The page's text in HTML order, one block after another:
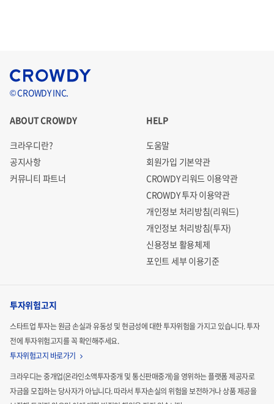
© CROWDY INC.
ABOUT CROWDY
크라우디란?
공지사항
커뮤니티 파트너
HELP
도움말
회원가입 기본약관
CROWDY 리워드 이용약관
CROWDY 투자 이용약관
개인정보 처리방침(리워드)
개인정보 처리방침(투자)
신용정보 활용체제
포인트 세부 이용기준
투자위험고지
스타트업 투자는 원금 손실과 유동성 및 현금성에 대한 투자위험을 가지고 있습니다.투자
전에 투자위험고지를 꼭 확인해주세요.
투자위험고지 바로가기
크라우디는 중개업(온라인소액투자중개 및 통신판매중개)을 영위하는 플랫폼 제공자로
자금을 모집하는당사자가 아닙니다. 따라서 투자손실의 위험을 보전하거나 상품 제공을